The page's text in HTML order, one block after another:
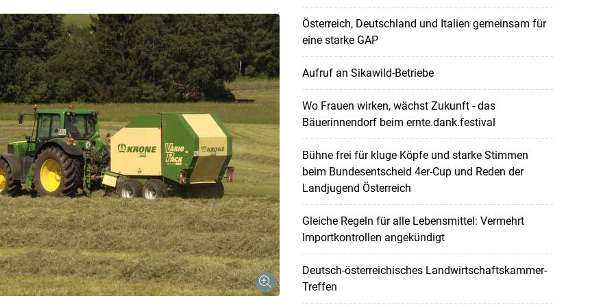
Skip to main content
Österreich, Deutschland und Italien gemeinsam für
eine starke GAP
Aufruf an Sikawild-Betriebe
Wo Frauen wirken, wächst Zukunft - das
Bäuerinnendorf beim ernte.dank.festival
Bühne frei für kluge Köpfe und starke Stimmen
beim Bundesentscheid 4er-Cup und Reden der
Landjugend Österreich
Gleiche Regeln für alle Lebensmittel: Vermehrt
Importkontrollen angekündigt
Deutsch-österreichisches Landwirtschaftskammer-
Treffen